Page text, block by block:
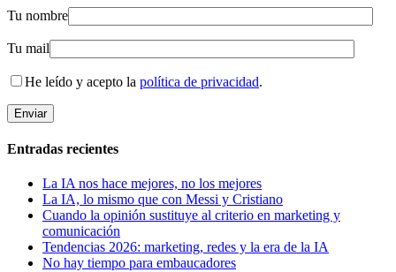
Tu nombre
Tu mail
He leído y acepto la política de privacidad.
Entradas recientes
La IA nos hace mejores, no los mejores
La IA, lo mismo que con Messi y Cristiano
Cuando la opinión sustituye al criterio en marketing y
comunicación
Tendencias 2026: marketing, redes y la era de la IA
No hay tiempo para embaucadores